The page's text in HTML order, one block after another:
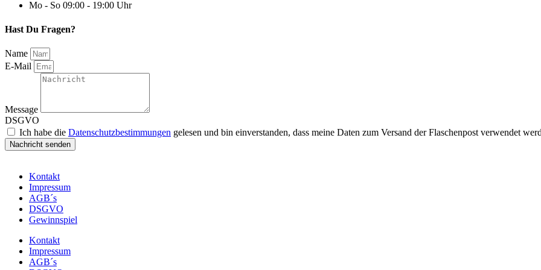
Mo - So 09:00 - 19:00 Uhr
Hast Du Fragen?
Name
E-Mail
Message
DSGVO
Ich habe die Datenschutzbestimmungen gelesen und bin einverstanden, dass meine Daten zum Versand der Flaschenpost verwendet
Nachricht senden
Kontakt
Impressum
AGB´s
DSGVO
Gewinnspiel
Kontakt
Impressum
AGB´s